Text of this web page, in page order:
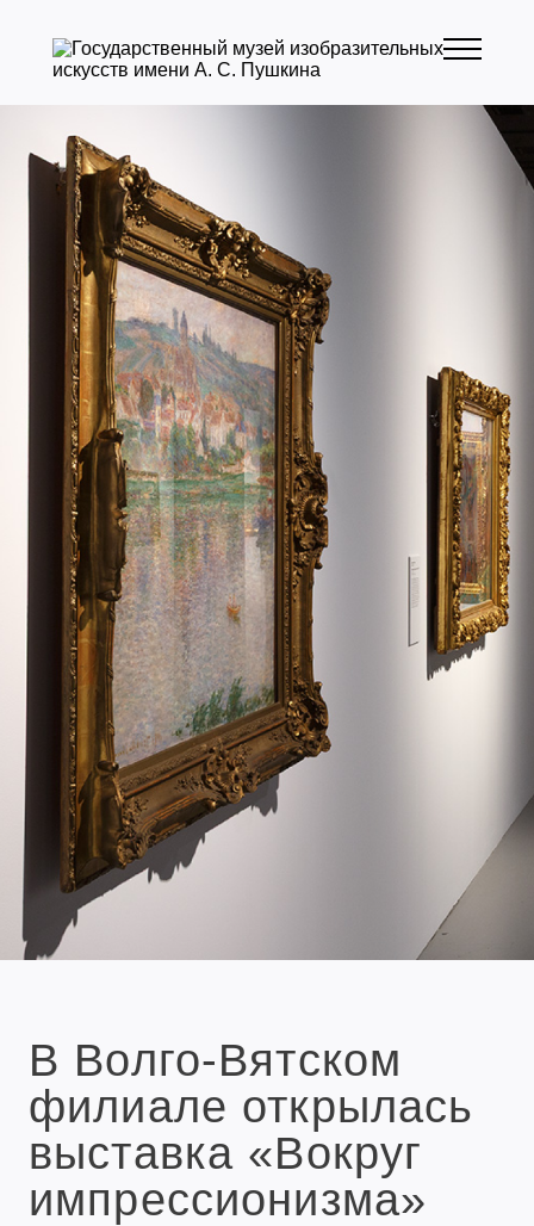
В Волго-Вятском
филиале открылась
выставка «Вокруг
импрессионизма»